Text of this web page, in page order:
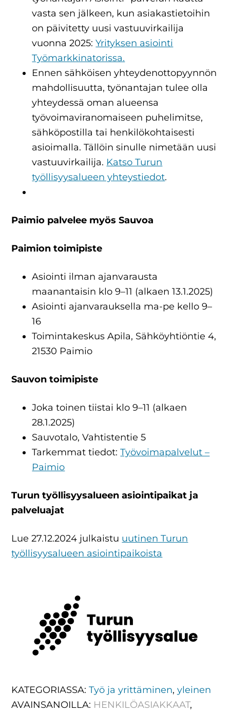
vasta sen jälkeen, kun asiakastietoihin
on päivitetty uusi vastuuvirkailija
vuonna 2025:Yrityksen asiointi
Työmarkkinatorissa.
Ennen sähköisen yhteydenottopyynnön
mahdollisuutta, työnantajan tulee olla
yhteydessä oman alueensa
työvoimaviranomaiseen puhelimitse,
sähköpostilla tai henkilökohtaisesti
asioimalla. Tällöin sinulle nimetään uusi
vastuuvirkailija. Katso Turun
työllisyysalueen yhteystiedot.
Paimio palvelee myös Sauvoa
Paimion toimipiste
Asiointi ilman ajanvarausta
maanantaisin klo 9–11 (alkaen 13.1.2025)
Asiointi ajanvarauksella ma-pe kello 9–
16
Toimintakeskus Apila, Sähköyhtiöntie 4,
21530 Paimio
Sauvon toimipiste
Joka toinen tiistai klo 9–11 (alkaen
28.1.2025)
Sauvotalo, Vahtistentie 5
Tarkemmat tiedot:Työvoimapalvelut –
Paimio
Turun työllisyysalueen asiointipaikat ja
palveluajat
Lue 27.12.2024 julkaistu uutinen Turun
työllisyysalueen asiointipaikoista
KATEGORIASSA:Työ ja yrittäminen,yleinen
AVAINSANOILLA: HENKILÖASIAKKAAT,